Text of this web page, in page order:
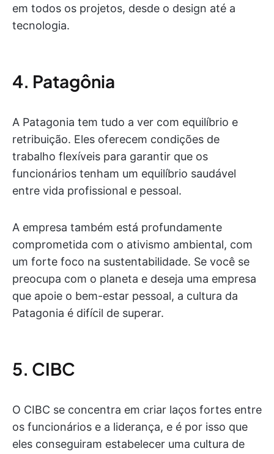
em todos os projetos, desde o design até a
tecnologia.
4. Patagônia
A Patagonia tem tudo a ver com equilíbrio e
retribuição. Eles oferecem condições de
trabalho flexíveis para garantir que os
funcionários tenham um equilíbrio saudável
entre vida profissional e pessoal.
A empresa também está profundamente
comprometida com o ativismo ambiental, com
um forte foco na sustentabilidade. Se você se
preocupa com o planeta e deseja uma empresa
que apoie o bem-estar pessoal, a cultura da
Patagonia é difícil de superar.
5. CIBC
O CIBC se concentra em criar laços fortes entre
os funcionários e a liderança, e é por isso que
eles conseguiram estabelecer uma cultura de